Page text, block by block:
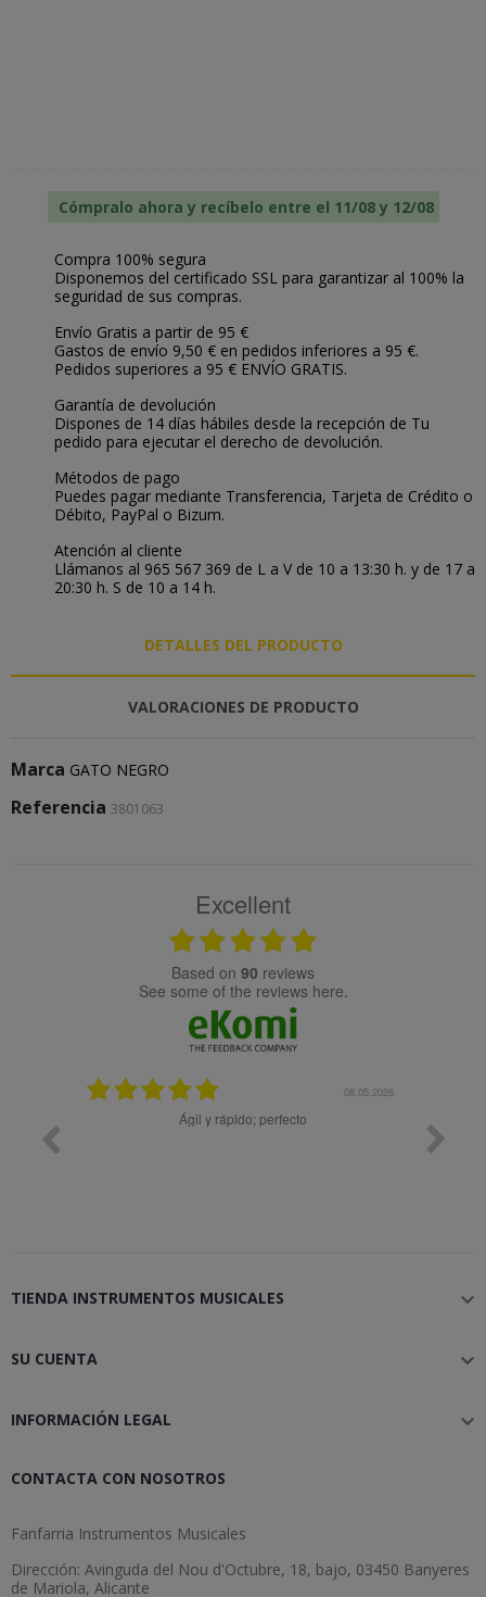
Cómpralo ahora y recíbelo entre el 11/08 y 12/08
Compra 100% segura
Disponemos del certificado SSL para garantizar al 100% la
seguridad de sus compras.
Envío Gratis a partir de 95 €
Gastos de envío 9,50 € en pedidos inferiores a 95 €.
Pedidos superiores a 95 € ENVÍO GRATIS.
Garantía de devolución
Dispones de 14 días hábiles desde la recepción de Tu
pedido para ejecutar el derecho de devolución.
Métodos de pago
Puedes pagar mediante Transferencia, Tarjeta de Crédito o
Débito, PayPal o Bizum.
Atención al cliente
Llámanos al 965 567 369 de L a V de 10 a 13:30 h. y de 17 a
20:30 h. S de 10 a 14 h.
DETALLES DEL PRODUCTO
VALORACIONES DE PRODUCTO
Marca GATO NEGRO
Referencia 3801063
Excellent
based on 90 reviews
see some of the reviews here.
08.04.2026
Muy bien
TIENDA INSTRUMENTOS MUSICALES 
SU CUENTA 
INFORMACIÓN LEGAL 
CONTACTA CON NOSOTROS
Fanfarria Instrumentos Musicales
Dirección: Avinguda del Nou d'Octubre, 18, bajo, 03450 Banyeres
de Mariola, Alicante